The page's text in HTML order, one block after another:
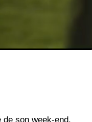
son week-end.